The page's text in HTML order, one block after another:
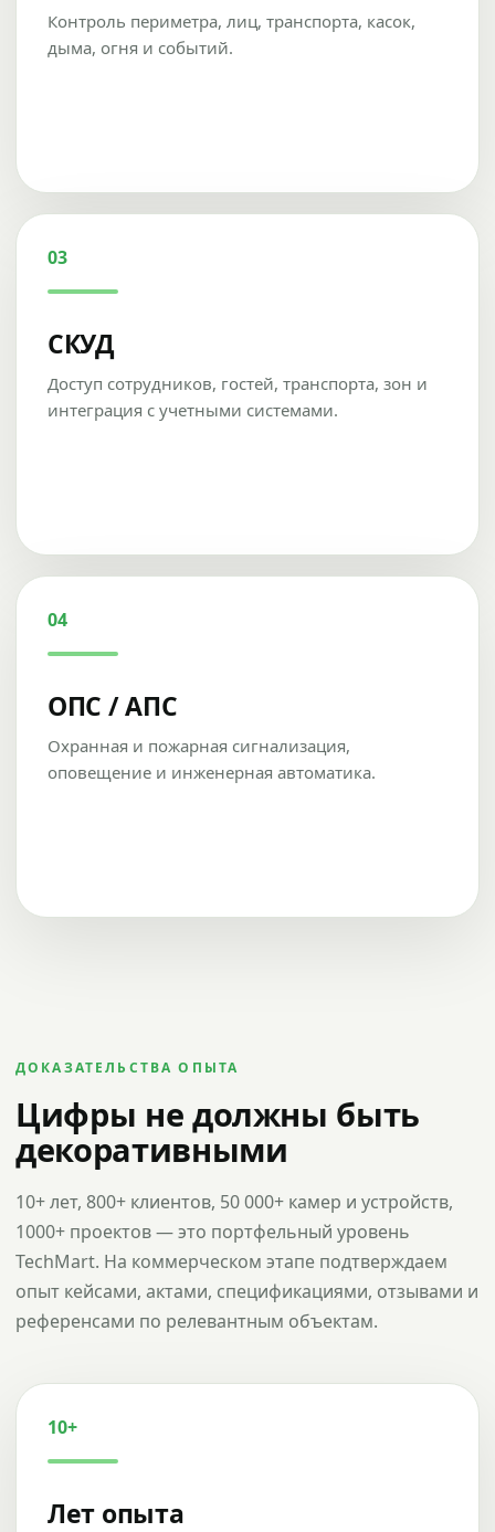
Контроль периметра, лиц, транспорта, касок,
дыма, огня и событий.
03
СКУД
Доступ сотрудников, гостей, транспорта, зон и
интеграция с учетными системами.
04
ОПС / АПС
Охранная и пожарная сигнализация,
оповещение и инженерная автоматика.
ДОКАЗАТЕЛЬСТВА ОПЫТА
Цифры не должны быть
декоративными
10+ лет, 800+ клиентов, 50 000+ камер и устройств,
1000+ проектов — это портфельный уровень
TechMart. На коммерческом этапе подтверждаем
опыт кейсами, актами, спецификациями, отзывами и
референсами по релевантным объектам.
10+
Лет опыта